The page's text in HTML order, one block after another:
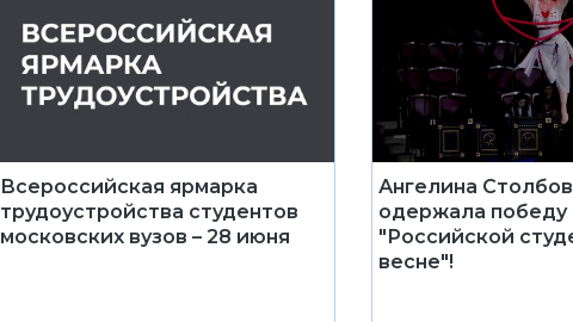
Всероссийская ярмарка
трудоустройства студентов
московских вузов – 28 июня
Ангелина
одержала победу
"Российской
весне"!